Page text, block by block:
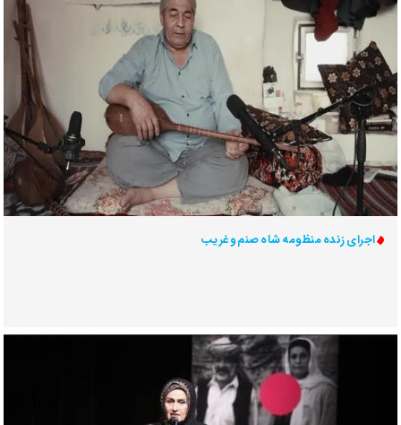
اجرای زنده منظومه شاه صنم و غریب